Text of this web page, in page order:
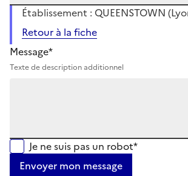
Établissement : QUEENSTOWN
Retour à la fiche
Message*
Texte de description additionnel
Je ne suis pas un robot*
Envoyer mon message